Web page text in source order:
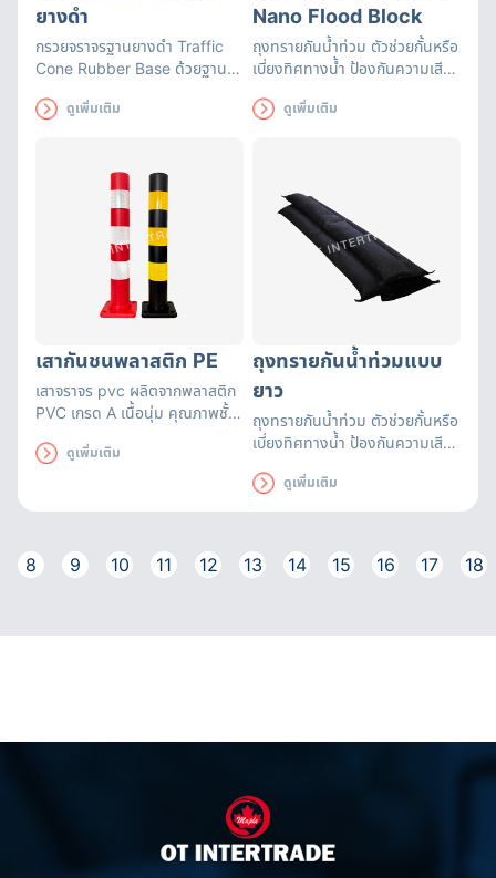
ยางดำ
กรวยจราจรฐานยางดำ Traffic
Cone Rubber Base ด้วยฐาน
แถบสะท้อนแสงแถบใหญ่มองเห็น
ดูเพิ่มเติม
Nano Flood Block
ถุงทรายกันน้ำท่วม ตัวช่วยกั้นหรือ
เบี่ยงทิศทางน้ำ ป้องกันความเสีย
ถึง 3 เดือน ถุงทรายดูดซับน้ำได้
ดูเพิ่มเติม
เสากันชนพลาสติก PE
เสาจราจร pvc ผลิตจากพลาสติก
PVC เกรด A เนื้อนุ่ม คุณภาพชั้น
ป้องกันรังสี UV สีส้มสด
ดูเพิ่มเติม
ถุงทรายกันน้ำท่วมแบบ
ยาว
ถุงทรายกันน้ำท่วม ตัวช่วยกั้นหรือ
เบี่ยงทิศทางน้ำ ป้องกันความเสีย
ถึง 3 เดือน ถุงทรายดูดซับน้ำได้
อย่างรวดเร็ว มีหูหิ้วสะดวกต่อการ
ดูเพิ่มเติม
8 9 10 11 12 13 14 15 16 17 18